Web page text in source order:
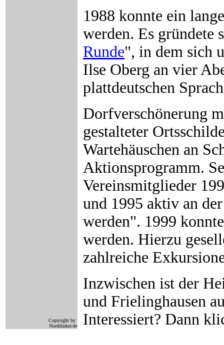
1988 konnte ein
werden. Es gründete
Runde", in dem sich
Ilse Oberg an vier
plattdeutschen
Dorfverschönerung
gestalteter
Wartehäuschen an
Aktionsprogramm.
Vereinsmitglieder
und 1995 aktiv an
werden". 1999
werden. Hierzu
zahlreiche
Inzwischen ist der
und Frielinghausen
Interessiert? Dann
Copyright by
Norddinker.de